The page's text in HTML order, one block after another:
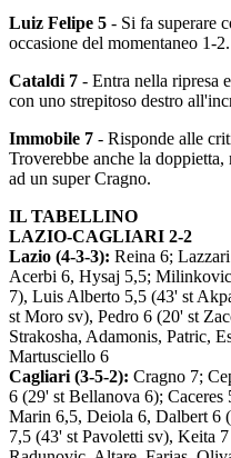
Luiz Felipe 5 - Si fa superare
occasione del momentaneo 1-
Cataldi 7 - Entra nella ripresa
con uno strepitoso destro
Immobile 7 - Risponde alle
Troverebbe anche la
ad un super Cragno.
IL TABELLINO
LAZIO-CAGLIARI 2-2
Lazio (4-3-3): Reina 6;
Acerbi 6, Hysaj 5,5;
7), Luis Alberto 5,5 (43' st
st Moro sv), Pedro 6 (20' st
Strakosha, Adamonis, Patric,
Martusciello 6
Cagliari (3-5-2): Cragno 7;
6 (29' st Bellanova 6);
Marin 6,5, Deiola 6, Dalbert 6
7,5 (43' st Pavoletti sv), Keita